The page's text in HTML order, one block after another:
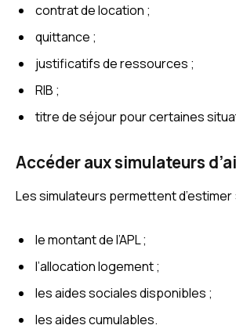
contrat de location ;
quittance ;
justificatifs de ressources ;
RIB ;
titre de séjour pour certaines
Accéder aux simulateurs
Les simulateurs permettent d’estimer :
le montant de l’APL ;
l’allocation logement ;
les aides sociales disponibles ;
les aides cumulables.